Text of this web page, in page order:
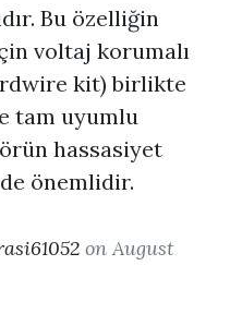
Bu özelliğin
voltaj korumalı
kit) birlikte
tam uyumlu
hassasiyet
önemlidir.
on August